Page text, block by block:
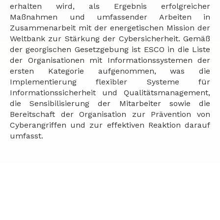
erhalten wird, als Ergebnis erfolgreicher
Maßnahmen und umfassender Arbeiten in
Zusammenarbeit mit der energetischen Mission der
Weltbank zur Stärkung der Cybersicherheit. Gemäß
der georgischen Gesetzgebung ist ESCO in die Liste
der Organisationen mit Informationssystemen der
ersten Kategorie aufgenommen, was die
Implementierung flexibler Systeme für
Informationssicherheit und Qualitätsmanagement,
die Sensibilisierung der Mitarbeiter sowie die
Bereitschaft der Organisation zur Prävention von
Cyberangriffen und zur effektiven Reaktion darauf
umfasst.